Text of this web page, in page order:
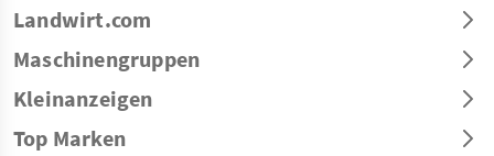
Landwirt.com
Maschinengruppen
Kleinanzeigen
Top Marken